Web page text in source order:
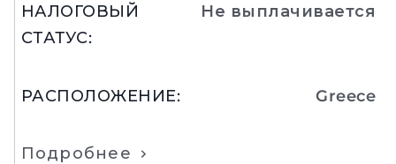
НАЛОГОВЫЙ
СТАТУС:
Не выплачивается
РАСПОЛОЖЕНИЕ: Greece
Подробнее